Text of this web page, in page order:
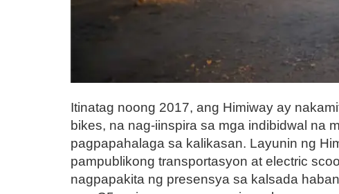
Itinatag noong 2017, ang Himiway ay
bikes, na nag-iinspira sa mga indibidwal na
pagpapahalaga sa kalikasan. Layunin ng
pampublikong transportasyon at electric
nagpapakita ng presensya sa kalsada